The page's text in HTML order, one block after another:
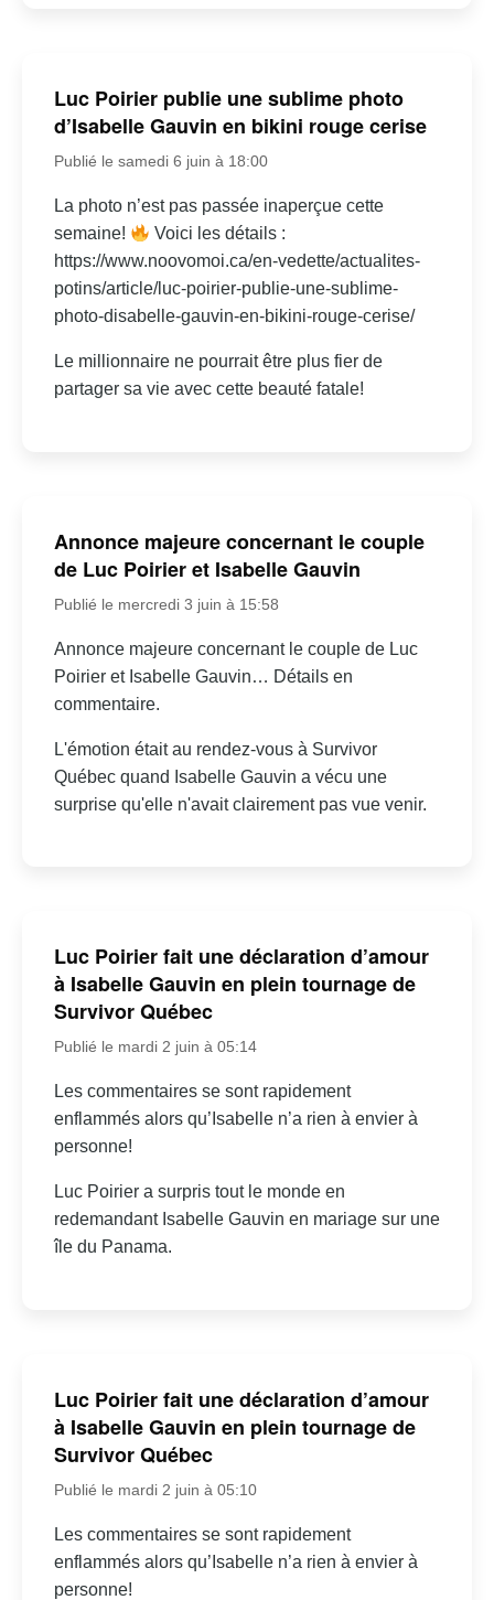
Luc Poirier publie une sublime photo
d’Isabelle Gauvin en bikini rouge cerise
Publié le samedi 6 juin à 18:00
La photo n’est pas passée inaperçue cette
semaine!
Voici les détails :
https://www.noovomoi.ca/en-vedette/actualites-
potins/article/luc-poirier-publie-une-sublime-
photo-disabelle-gauvin-en-bikini-rouge-cerise/
Le millionnaire ne pourrait être plus fier de
partager sa vie avec cette beauté fatale!
Annonce majeure concernant le couple
de Luc Poirier et Isabelle Gauvin
Publié le mercredi 3 juin à 15:58
Annonce majeure concernant le couple de Luc
Poirier et Isabelle Gauvin… Détails en
commentaire.
L'émotion était au rendez-vous à Survivor
Québec quand Isabelle Gauvin a vécu une
surprise qu'elle n'avait clairement pas vue venir.
Luc Poirier fait une déclaration d’amour
à Isabelle Gauvin en plein tournage de
Survivor Québec
Publié le mardi 2 juin à 05:14
Les commentaires se sont rapidement
enflammés alors qu’Isabelle n’a rien à envier à
personne!
Luc Poirier a surpris tout le monde en
redemandant Isabelle Gauvin en mariage sur une
île du Panama.
Luc Poirier fait une déclaration d’amour
à Isabelle Gauvin en plein tournage de
Survivor Québec
Publié le mardi 2 juin à 05:10
Les commentaires se sont rapidement
enflammés alors qu’Isabelle n’a rien à envier à
personne!